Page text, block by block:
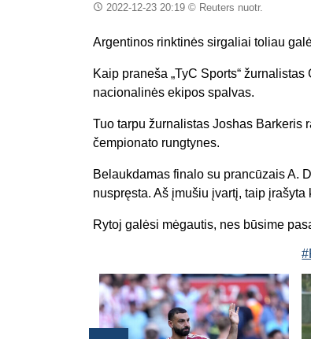
2022-12-23 20:19© Reuters nuotr.
Argentinos rinktinės sirgaliai toliau
Kaip praneša „TyC Sports“
nacionalinės ekipos spalvas.
Tuo tarpu žurnalistas Joshas Barkeris
čempionato rungtynes.
Belaukdamas finalo su prancūzais A.
nuspręsta. Aš įmušiu įvartį, taip įrašyta
Rytoj galėsi mėgautis, nes būsime